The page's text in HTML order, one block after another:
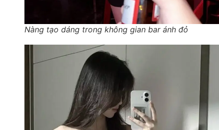
Nàng tạo dáng trong không gian bar ánh đỏ